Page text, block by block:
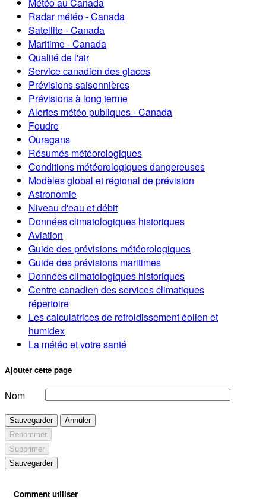
Radar météo - Canada
Satellite - Canada
Maritime - Canada
Qualité de l'air
Service canadien des glaces
Prévisions saisonnières
Prévisions à long terme
Alertes météo publiques - Canada
Foudre
Ouragans
Résumés météorologiques
Conditions météorologiques dangereuses
Modèles global et régional de prévision
Astronomie
Niveau d'eau et débit
Données climatologiques historiques
Aviation
Guide des prévisions météorologiques
Guide des prévisions maritimes
Données climatologiques historiques
Centre canadien des services climatiques
répertoire
Les calculatrices de refroidissement éolien et
humidex
La météo et votre santé
Ajouter cette page
Nom
Sauvegarder
Annuler
Renommer
Supprimer
Sauvegarder
Comment utiliser